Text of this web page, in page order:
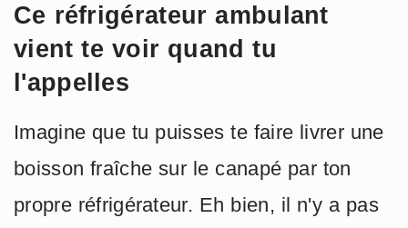
Ce réfrigérateur ambulant
vient te voir quand tu
l'appelles
Imagine que tu puisses te faire livrer une
boisson fraîche sur le canapé par ton
propre réfrigérateur. Eh bien, il n'y a pas